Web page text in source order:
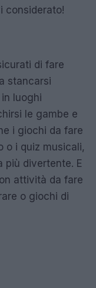
considerato!
di fare
stancarsi
luoghi
le gambe e
i giochi da fare
o i quiz musicali,
più divertente. E
attività da fare
o giochi di